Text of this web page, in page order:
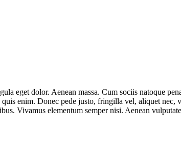
eget dolor. Aenean massa. Cum sociis natoque
enim. Donec pede justo, fringilla vel, aliquet
Vivamus elementum semper nisi. Aenean